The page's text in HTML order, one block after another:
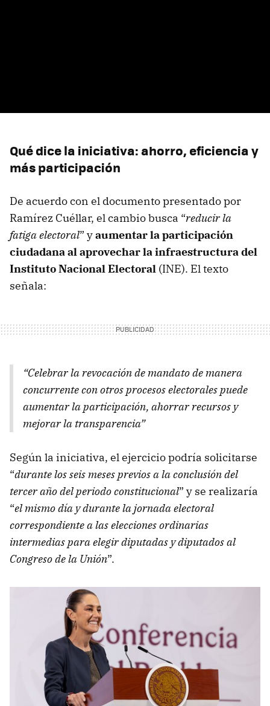
Qué dice la iniciativa: ahorro, eficiencia y
más participación
De acuerdo con el documento presentado por
Ramírez Cuéllar, el cambio busca “reducir la
fatiga electoral” yaumentar la participación
ciudadana al aprovechar la infraestructura del
Instituto Nacional Electoral (INE). El texto
señala:
“Celebrar la revocación de mandato de manera
concurrente con otros procesos electorales puede
aumentar la participación, ahorrar recursos y
mejorar la transparencia”
Según la iniciativa, el ejercicio podría solicitarse
“durante los seis meses previos a la conclusión del
tercer año del periodo constitucional” y se realizaría
“el mismo día y durante la jornada electoral
correspondiente a las elecciones ordinarias
intermedias para elegir diputadas y diputados al
Congreso de la Unión”.